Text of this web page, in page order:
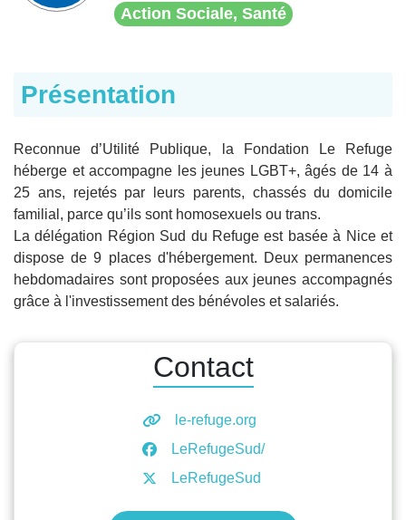
Action Sociale, Santé
Présentation
Reconnue d’Utilité Publique, la Fondation Le Refuge
héberge et accompagne les jeunes LGBT+, âgés de 14 à
25 ans, rejetés par leurs parents, chassés du domicile
familial, parce qu’ils sont homosexuels ou trans.
La délégation Région Sud du Refuge est basée à Nice et
dispose de 9 places d'hébergement. Deux permanences
hebdomadaires sont proposées aux jeunes accompagnés
grâce à l'investissement des bénévoles et salariés.
Contact
le-refuge.org
LeRefugeSud/
LeRefugeSud